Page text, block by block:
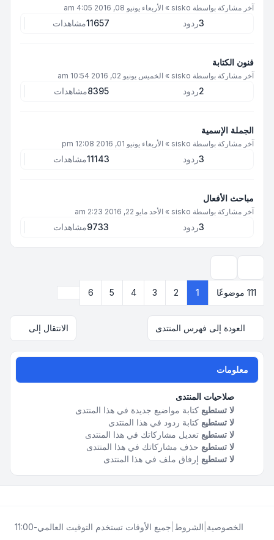
آخر مشاركة بواسطة sisko
» الأربعاء يونيو 08, 2016 4:05 am
3ردود 11657مشاهدات
فنون الكتابة
آخر مشاركة بواسطة sisko
» الخميس يونيو 02, 2016 10:54 am
2ردود 8395مشاهدات
الجملة الإسمية
آخر مشاركة بواسطة sisko
» الأربعاء يونيو 01, 2016 12:08 pm
3ردود 11143مشاهدات
مباحث الأفعال
آخر مشاركة بواسطة sisko
» الأحد مايو 22, 2016 2:23 am
3ردود 9733مشاهدات
111 موضوعًا
1
2
3
4
5
6
العودة إلى فهرس المنتدى الانتقال إلى
معلومات
صلاحيات المنتدى
لا تستطيع كتابة مواضيع جديدة في هذا المنتدى
لا تستطيع كتابة ردود في هذا المنتدى
لا تستطيع تعديل مشاركاتك في هذا المنتدى
لا تستطيع حذف مشاركاتك في هذا المنتدى
لا تستطيع إرفاق ملف في هذا المنتدى
الخصوصية الشروط جميع الأوقات تستخدم التوقيت العالمي-11:00